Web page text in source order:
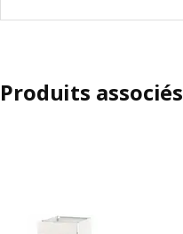
Produits associés